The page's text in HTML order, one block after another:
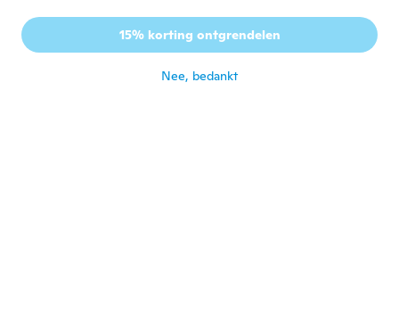
2015
Have not received this
15% korting ontgrendelen
Nee, bedankt